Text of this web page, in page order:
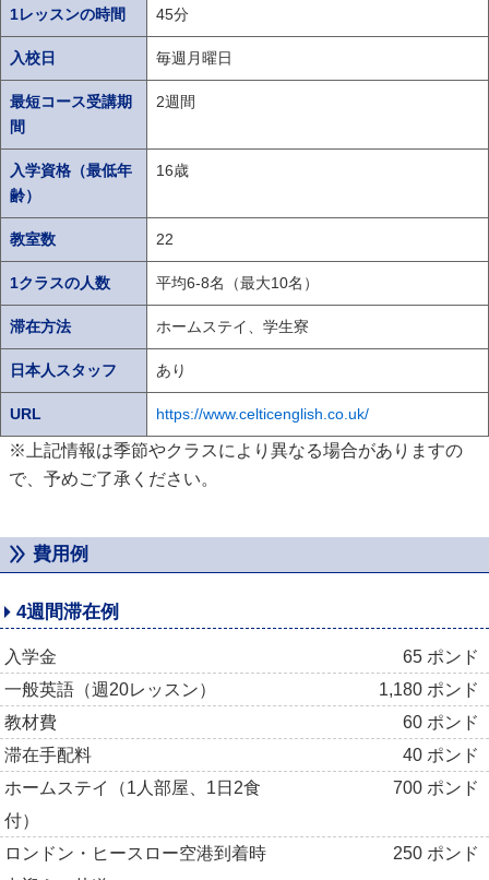
1レッスンの時間 45分
入校日 毎週月曜日
最短コース受講期
間
2週間
入学資格（最低年
齢）
16歳
教室数 22
1クラスの人数 平均6-8名（最大10名）
滞在方法 ホームステイ、学生寮
日本人スタッフ あり
URL https://www.celticenglish.co.uk/
※上記情報は季節やクラスにより異なる場合がありますの
で、予めご了承ください。
費用例
4週間滞在例
入学金
65 ポンド
一般英語（週20レッスン）
1,180 ポンド
教材費
60 ポンド
滞在手配料
40 ポンド
ホームステイ（1人部屋、1日2食
付）
700 ポンド
ロンドン・ヒースロー空港到着時
250 ポンド